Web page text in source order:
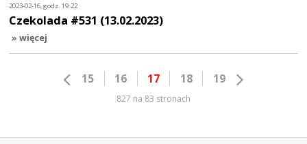
2023-02-16, godz. 19:22
Czekolada #531 (13.02.2023)
» więcej
15 16 17 18 19
827 na 83 stronach